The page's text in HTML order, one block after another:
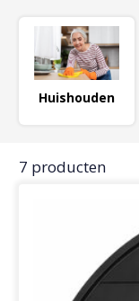
Huishouden
7 producten